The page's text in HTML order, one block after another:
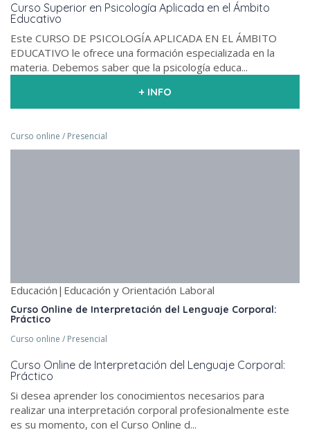
Curso Superior en Psicología Aplicada en el Ámbito
Educativo
Este CURSO DE PSICOLOGÍA APLICADA EN EL ÁMBITO
EDUCATIVO le ofrece una formación especializada en la
materia. Debemos saber que la psicología educa...
+ INFO
Curso online / Presencial
Educación|Educación y Orientación Laboral
Curso Online de Interpretación del Lenguaje Corporal:
Práctico
Curso online / Presencial
Curso Online de Interpretación del Lenguaje Corporal:
Práctico
Si desea aprender los conocimientos necesarios para
realizar una interpretación corporal profesionalmente este
es su momento, con el Curso Online d...